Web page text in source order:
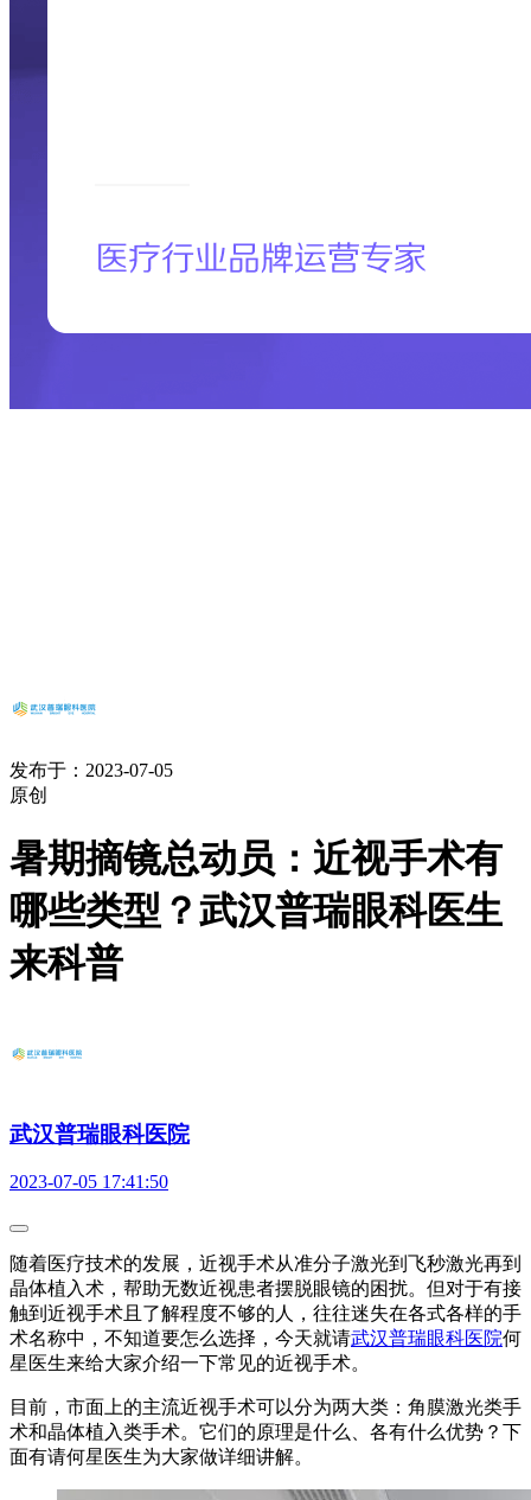
发布于：2023-07-05
原创
暑期摘镜总动员：近视手术有
哪些类型？武汉普瑞眼科医生
来科普
武汉普瑞眼科医院
2023-07-05 17:41:50
随着医疗技术的发展，近视手术从准分子激光到飞秒激光再到
晶体植入术，帮助无数近视患者摆脱眼镜的困扰。但对于有接
触到近视手术且了解程度不够的人，往往迷失在各式各样的手
术名称中，不知道要怎么选择，今天就请武汉普瑞眼科医院何
星医生来给大家介绍一下常见的近视手术。
目前，市面上的主流近视手术可以分为两大类：角膜激光类手
术和晶体植入类手术。它们的原理是什么、各有什么优势？下
面有请何星医生为大家做详细讲解。